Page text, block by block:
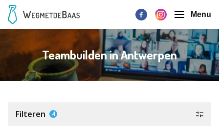
Menu
Teambuilden in Antwerpen
Filteren 4